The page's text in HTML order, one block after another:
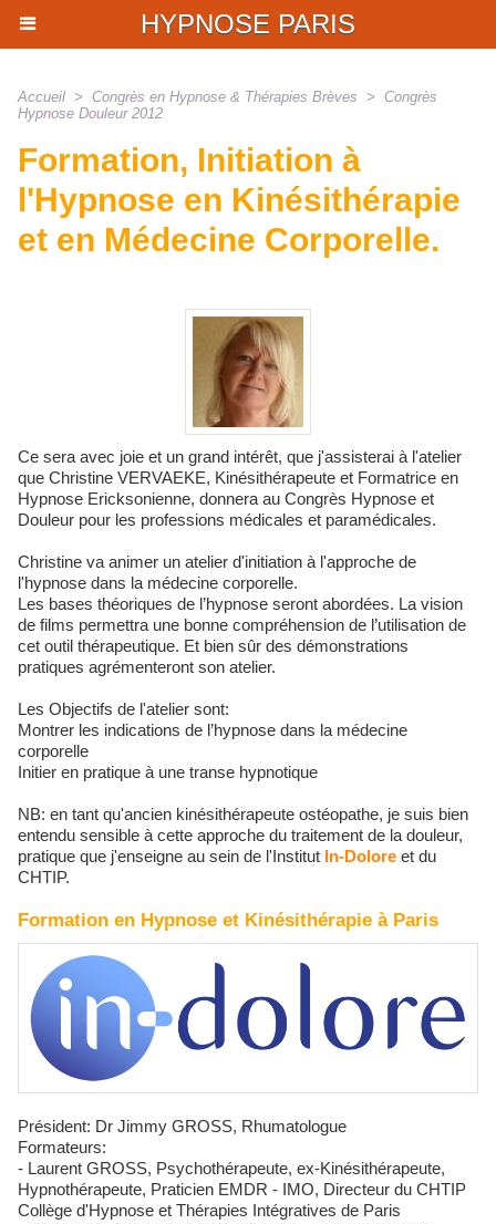
HYPNOSE PARIS
Accueil > Congrès en Hypnose & Thérapies Brèves > Congrès
Hypnose Douleur 2012
Formation, Initiation à
l'Hypnose en Kinésithérapie
et en Médecine Corporelle.
Ce sera avec joie et un grand intérêt, que j'assisterai à l'atelier
que Christine VERVAEKE, Kinésithérapeute et Formatrice en
Hypnose Ericksonienne, donnera au Congrès Hypnose et
Douleur pour les professions médicales et paramédicales.
Christine va animer un atelier d'initiation à l'approche de
l'hypnose dans la médecine corporelle.
Les bases théoriques de l’hypnose seront abordées. La vision
de films permettra une bonne compréhension de l’utilisation de
cet outil thérapeutique. Et bien sûr des démonstrations
pratiques agrémenteront son atelier.
Les Objectifs de l'atelier sont:
Montrer les indications de l’hypnose dans la médecine
corporelle
Initier en pratique à une transe hypnotique
NB: en tant qu'ancien kinésithérapeute ostéopathe, je suis bien
entendu sensible à cette approche du traitement de la douleur,
pratique que j'enseigne au sein de l'Institut In-Dolore et du
CHTIP.
Formation en Hypnose et Kinésithérapie à Paris
Président: Dr Jimmy GROSS, Rhumatologue
Formateurs:
- Laurent GROSS, Psychothérapeute, ex-Kinésithérapeute,
Hypnothérapeute, Praticien EMDR - IMO, Directeur du CHTIP
Collège d'Hypnose et Thérapies Intégratives de Paris